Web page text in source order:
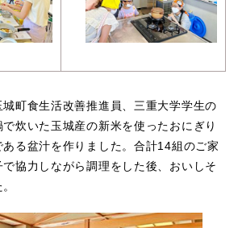
町食生活改善推進員、三重大学学生の
炊いた玉城産の新米を使ったおにぎり
る盆汁を作りました。合計14組のご家
協力しながら調理をした後、おいしそ